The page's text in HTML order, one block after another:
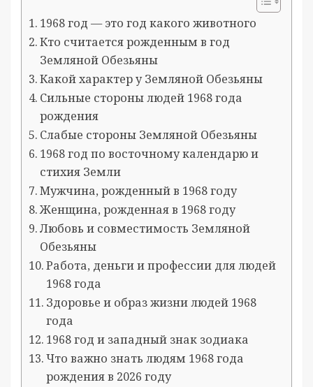
1968 год — это год какого животного
Кто считается рожденным в год
Земляной Обезьяны
Какой характер у Земляной Обезьяны
Сильные стороны людей 1968 года
рождения
Слабые стороны Земляной Обезьяны
1968 год по восточному календарю и
стихия Земли
Мужчина, рожденный в 1968 году
Женщина, рожденная в 1968 году
Любовь и совместимость Земляной
Обезьяны
Работа, деньги и профессии для людей
1968 года
Здоровье и образ жизни людей 1968
года
1968 год и западный знак зодиака
Что важно знать людям 1968 года
рождения в 2026 году